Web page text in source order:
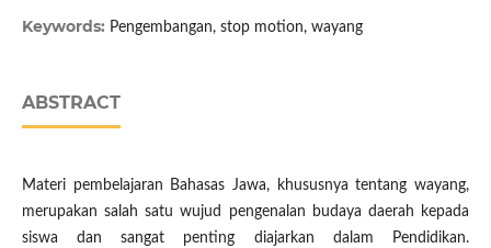
Keywords: Pengembangan, stop motion, wayang
ABSTRACT
Materi pembelajaran Bahasas Jawa, khususnya tentang wayang,
merupakan salah satu wujud pengenalan budaya daerah kepada
siswa dan sangat penting diajarkan dalam Pendidikan.